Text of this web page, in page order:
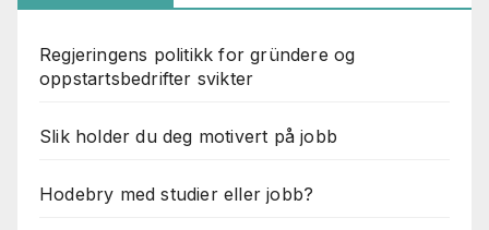
Regjeringens politikk for gründere og
oppstartsbedrifter svikter
Slik holder du deg motivert på jobb
Hodebry med studier eller jobb?